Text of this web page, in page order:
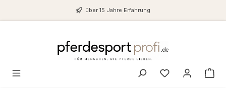
Zum Hauptinhalt springenüber 15 Jahre Erfahrung
Du hast 0